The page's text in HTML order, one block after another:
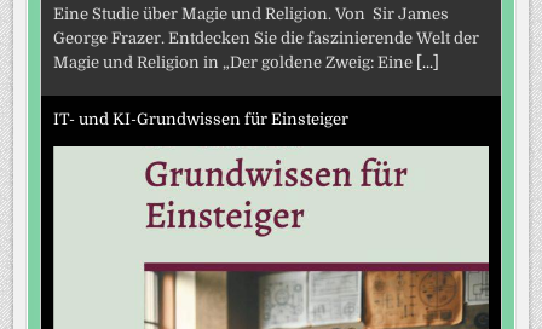
Eine Studie über Magie und Religion. Von Sir James
George Frazer. Entdecken Sie die faszinierende Welt der
Magie und Religion in „Der goldene Zweig: Eine [...]
IT- und KI-Grundwissen für Einsteiger